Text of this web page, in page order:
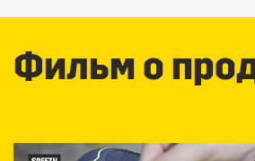
Фильм о